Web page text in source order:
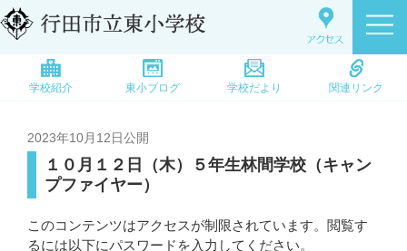
学校紹介 東小ブログ 学校だより 関連リンク
2023年10月12日公開
１０月１２日（木）５年生林間学校（キャン
プファイヤー）
このコンテンツはアクセスが制限されています。閲覧す
るには以下にパスワードを入力してください。